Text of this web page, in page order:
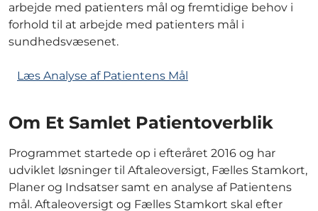
arbejde med patienters mål og fremtidige behov i
forhold til at arbejde med patienters mål i
sundhedsvæsenet.
Læs Analyse af Patientens Mål
Om Et Samlet Patientoverblik
Programmet startede op i efteråret 2016 og har
udviklet løsninger til Aftaleoversigt, Fælles Stamkort,
Planer og Indsatser samt en analyse af Patientens
mål. Aftaleoversigt og Fælles Stamkort skal efter